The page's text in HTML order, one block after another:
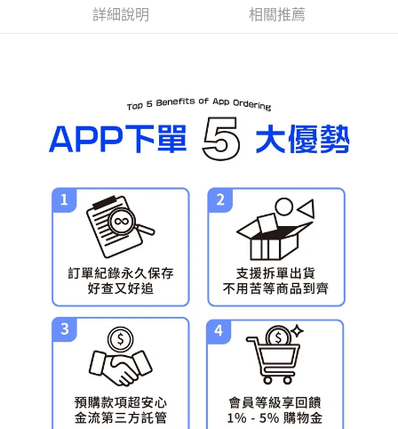
預購-7-11取貨付款(舊)
每筆NT$90，滿NT$3,000(含以上)免運費
預購-宅配(舊)
每筆NT$120，滿NT$3,000(含以上)免運費
預購-宅配(離島)(舊)
每筆NT$160，滿NT$3,000(含以上)免運費
東海門市自取，需自備購物袋取貨唷。
詳細說明 相關推薦